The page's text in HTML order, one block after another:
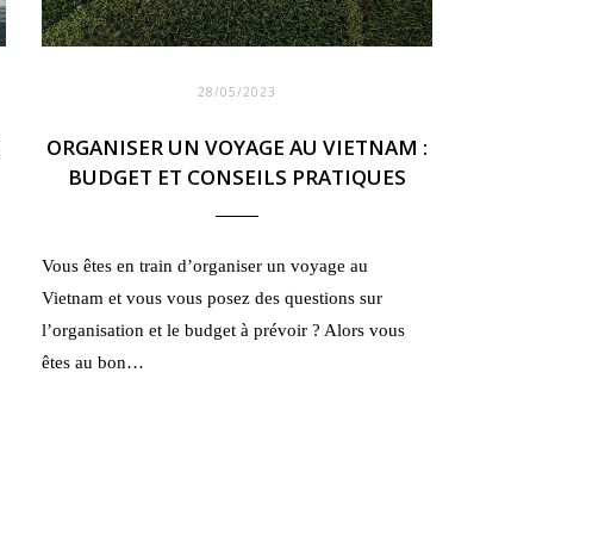
28/05/2023
ORGANISER UN VOYAGE AU VIETNAM :
BUDGET ET CONSEILS PRATIQUES
Vous êtes en train d’organiser un voyage au
Vietnam et vous vous posez des questions sur
l’organisation et le budget à prévoir ? Alors vous
êtes au bon…